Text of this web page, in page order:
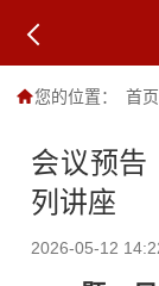
您的位置： 首页
会议预告
列讲座
2026-05-12